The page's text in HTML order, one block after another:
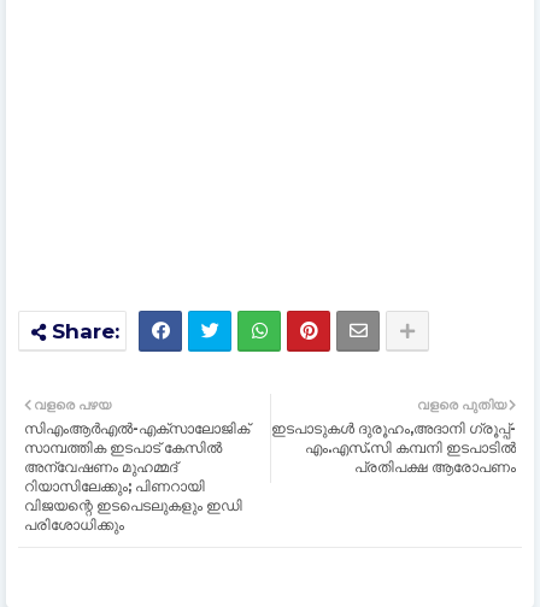
വളരെ പുതിയ
ഇടപാടുകൾ ദുരൂഹം,അദാനി ഗ്രൂപ്പ്-
എം.എസ്.സി കമ്പനി ഇടപാടിൽ
പ്രതിപക്ഷ ആരോപണം
വളരെ പഴയ
സിഎംആർഎൽ-എക്സാലോജിക്
സാമ്പത്തിക ഇടപാട് കേസിൽ
അന്വേഷണം മുഹമ്മദ്
റിയാസിലേക്കും; പിണറായി
വിജയന്റെ ഇടപെടലുകളും ഇഡി
പരിശോധിക്കും